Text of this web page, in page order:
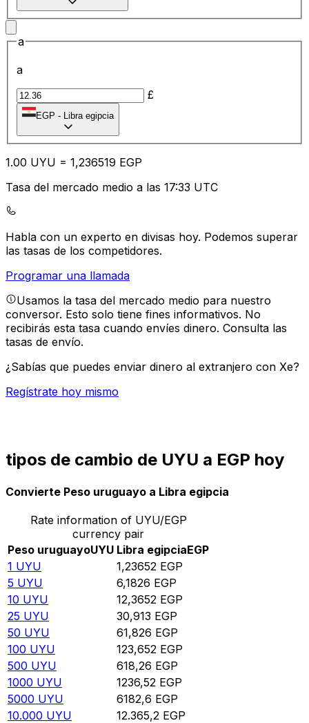
a
a
£
EGP - Libra egipcia
1.00 UYU = 1,236519 EGP
Tasa del mercado medio a las 17:33 UTC
Habla con un experto en divisas hoy. Podemos superar
las tasas de los competidores.
Programar una llamada
Usamos la tasa del mercado medio para nuestro
conversor. Esto solo tiene fines informativos. No
recibirás esta tasa cuando envíes dinero. Consulta las
tasas de envío.
¿Sabías que puedes enviar dinero al extranjero con Xe?
Regístrate hoy mismo
tipos de cambio de UYU a EGP hoy
Convierte Peso uruguayo a Libra egipcia
Rate information of UYU/EGP
currency pair
Peso uruguayoUYU Libra egipciaEGP
1 UYU 1,23652 EGP
5 UYU 6,1826 EGP
10 UYU 12,3652 EGP
25 UYU 30,913 EGP
50 UYU 61,826 EGP
100 UYU 123,652 EGP
500 UYU 618,26 EGP
1000 UYU 1236,52 EGP
5000 UYU 6182,6 EGP
10.000 UYU 12.365,2 EGP